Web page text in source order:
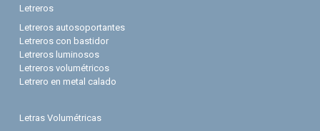
Letreros
Letreros autosoportantes
Letreros con bastidor
Letreros luminosos
Letreros volumétricos
Letrero en metal calado
Letras Volumétricas